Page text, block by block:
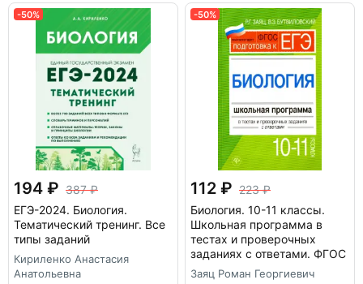
-50%
194
387
ЕГЭ-2024. Биология.
Тематический тренинг. Все
типы заданий
Кириленко Анастасия
Анатольевна
-50%
112
223
Биология. 10-11 классы.
Школьная программа в
тестах и проверочных
заданиях с ответами. ФГОС
Заяц Роман Георгиевич